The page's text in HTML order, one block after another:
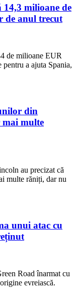
milioane de
de anul trecut
de milioane EUR
a ajuta Spania,
din
mai multe
au precizat că
multe răniți, dar nu
unui atac cu
Road înarmat cu
evreiască.